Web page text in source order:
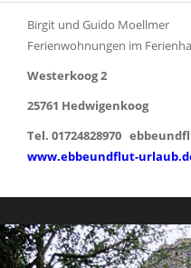
Birgit und Guido Moellmer
Ferienwohnungen im
Westerkoog 2
25761 Hedwigenkoog
Tel. 01724828970
www.ebbeundflut-